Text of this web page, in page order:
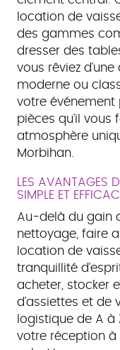
location de
des gammes
dresser des
vous rêviez
moderne ou
votre événement
pièces qu'il vous
atmosphère
Morbihan.
LES AVANTAGES
SIMPLE ET
Au-delà du gain
nettoyage, faire
location de
tranquillité
acheter, stocker
d'assiettes et de
logistique de A à
votre réception à